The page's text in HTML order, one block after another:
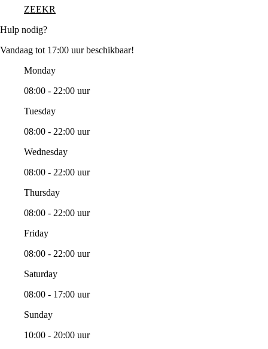
ZEEKR
Hulp nodig?
Vandaag tot 17:00 uur beschikbaar!
Monday
08:00 - 22:00 uur
Tuesday
08:00 - 22:00 uur
Wednesday
08:00 - 22:00 uur
Thursday
08:00 - 22:00 uur
Friday
08:00 - 22:00 uur
Saturday
08:00 - 17:00 uur
Sunday
10:00 - 20:00 uur